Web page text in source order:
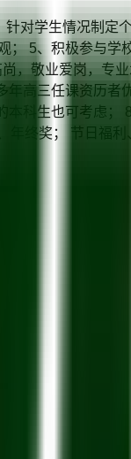
对学生情况制定
； 5、积极参与学
，敬业爱岗，专业
高三任课资历者
科生也可考虑；
终奖； 节日福